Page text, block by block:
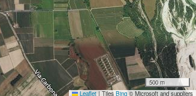
500 m
Leaflet | Tiles Bing© Microsoft and suppliers